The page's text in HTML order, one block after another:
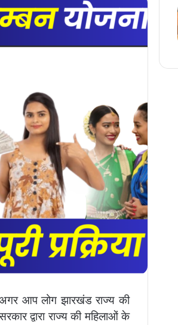
आप लोग झारखंड राज्य की
द्वारा राज्य की महिलाओं के